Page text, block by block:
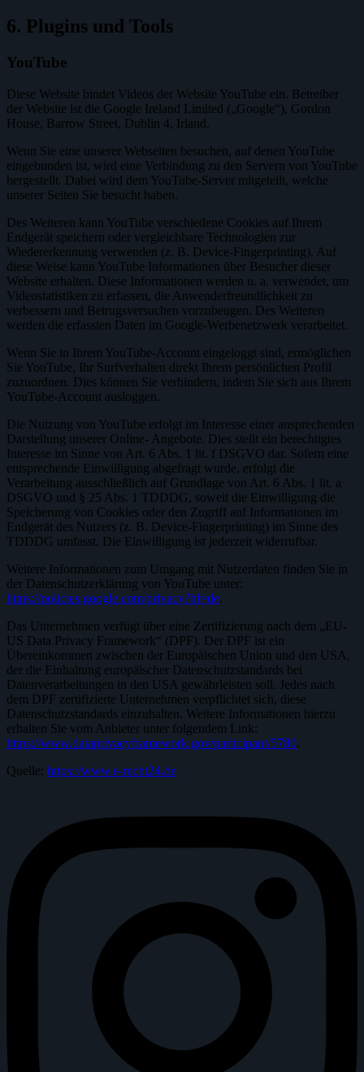
6. Plugins und Tools
YouTube
Diese Website bindet Videos der Website YouTube ein. Betreiber
der Website ist die Google Ireland Limited („Google“), Gordon
House, Barrow Street, Dublin 4, Irland.
Wenn Sie eine unserer Webseiten besuchen, auf denen YouTube
eingebunden ist, wird eine Verbindung zu den Servern von YouTube
hergestellt. Dabei wird dem YouTube-Server mitgeteilt, welche
unserer Seiten Sie besucht haben.
Des Weiteren kann YouTube verschiedene Cookies auf Ihrem
Endgerät speichern oder vergleichbare Technologien zur
Wiedererkennung verwenden (z. B. Device-Fingerprinting). Auf
diese Weise kann YouTube Informationen über Besucher dieser
Website erhalten. Diese Informationen werden u. a. verwendet, um
Videostatistiken zu erfassen, die Anwenderfreundlichkeit zu
verbessern und Betrugsversuchen vorzubeugen. Des Weiteren
werden die erfassten Daten im Google-Werbenetzwerk verarbeitet.
Wenn Sie in Ihrem YouTube-Account eingeloggt sind, ermöglichen
Sie YouTube, Ihr Surfverhalten direkt Ihrem persönlichen Profil
zuzuordnen. Dies können Sie verhindern, indem Sie sich aus Ihrem
YouTube-Account ausloggen.
Die Nutzung von YouTube erfolgt im Interesse einer ansprechenden
Darstellung unserer Online- Angebote. Dies stellt ein berechtigtes
Interesse im Sinne von Art. 6 Abs. 1 lit. f DSGVO dar. Sofern eine
entsprechende Einwilligung abgefragt wurde, erfolgt die
Verarbeitung ausschließlich auf Grundlage von Art. 6 Abs. 1 lit. a
DSGVO und § 25 Abs. 1 TDDDG, soweit die Einwilligung die
Speicherung von Cookies oder den Zugriff auf Informationen im
Endgerät des Nutzers (z. B. Device-Fingerprinting) im Sinne des
TDDDG umfasst. Die Einwilligung ist jederzeit widerrufbar.
Weitere Informationen zum Umgang mit Nutzerdaten finden Sie in
der Datenschutzerklärung von YouTube unter:
https://policies.google.com/privacy?hl=de.
Das Unternehmen verfügt über eine Zertifizierung nach dem „EU-
US Data Privacy Framework“ (DPF). Der DPF ist ein
Übereinkommen zwischen der Europäischen Union und den USA,
der die Einhaltung europäischer Datenschutzstandards bei
Datenverarbeitungen in den USA gewährleisten soll. Jedes nach
dem DPF zertifizierte Unternehmen verpflichtet sich, diese
Datenschutzstandards einzuhalten. Weitere Informationen hierzu
erhalten Sie vom Anbieter unter folgendem Link:
https://www.dataprivacyframework.gov/participant/5780.
Quelle: https://www.e-recht24.de